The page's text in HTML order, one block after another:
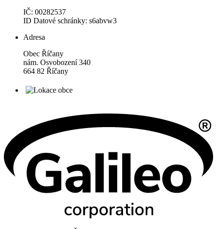
IČ: 00282537
ID Datové schránky: s6abvw3
Adresa
Obec Říčany
nám. Osvobození 340
664 82 Říčany